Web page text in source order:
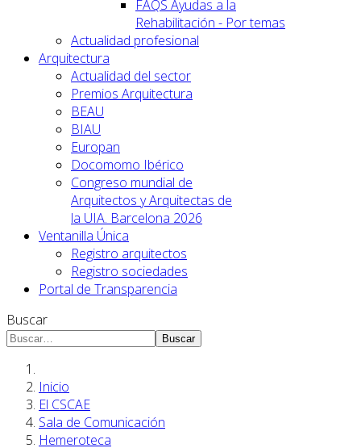
FAQS Ayudas a la
Rehabilitación - Por temas
Actualidad profesional
Arquitectura
Actualidad del sector
Premios Arquitectura
BEAU
BIAU
Europan
Docomomo Ibérico
Congreso mundial de
Arquitectos y Arquitectas de
la UIA. Barcelona 2026
Ventanilla Única
Registro arquitectos
Registro sociedades
Portal de Transparencia
Buscar
Buscar
Inicio
El CSCAE
Sala de Comunicación
Hemeroteca